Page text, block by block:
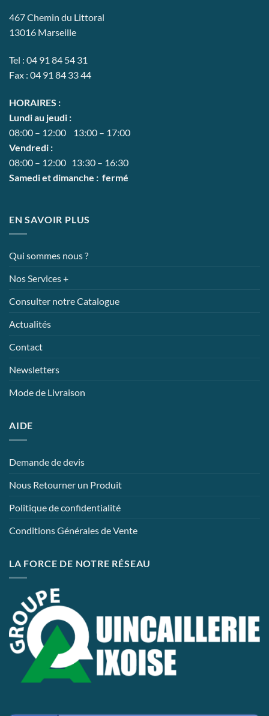
467 Chemin du Littoral
13016 Marseille
Tel : 04 91 84 54 31
Fax : 04 91 84 33 44
HORAIRES :
Lundi au jeudi :
08:00 – 12:00 13:00 – 17:00
Vendredi :
08:00 – 12:00 13:30 – 16:30
Samedi et dimanche : fermé
EN SAVOIR PLUS
Qui sommes nous ?
Nos Services +
Consulter notre Catalogue
Actualités
Contact
Newsletters
Mode de Livraison
AIDE
Demande de devis
Nous Retourner un Produit
Politique de confidentialité
Conditions Générales de Vente
LA FORCE DE NOTRE RÉSEAU